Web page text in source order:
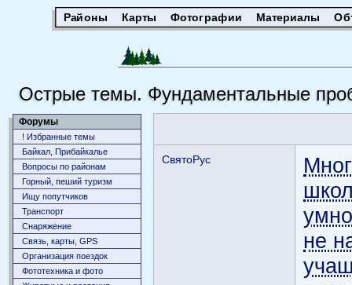
Районы Карты Фотографии Материалы
Острые темы. Фундаментальные
Форумы
! Избранные темы
Байкал, Прибайкалье
Вопросы по районам
Горный, пеший туризм
Ищу попутчиков
Транспорт
Снаряжение
Связь, карты, GPS
Организация поездок
Фототехника и фото
СвятоРус
не